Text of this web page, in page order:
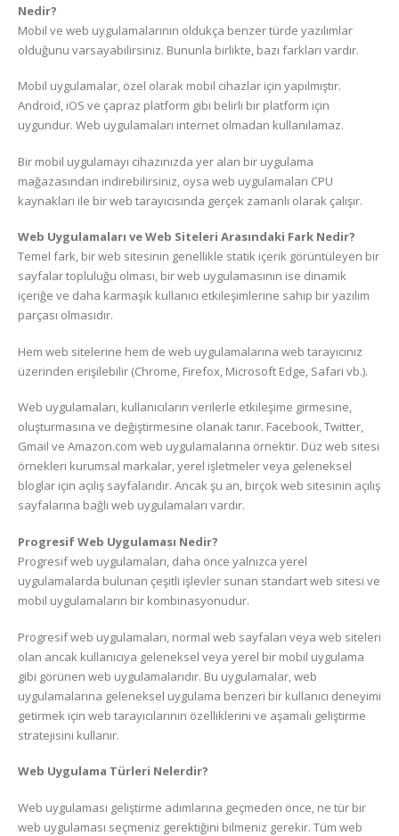
Nedir?
Mobil ve web uygulamalarının oldukça benzer türde yazılımlar
olduğunu varsayabilirsiniz. Bununla birlikte, bazı farkları vardır.
Mobil uygulamalar, özel olarak mobil cihazlar için yapılmıştır.
Android, iOS ve çapraz platform gibi belirli bir platform için
uygundur. Web uygulamaları internet olmadan kullanılamaz.
Bir mobil uygulamayı cihazınızda yer alan bir uygulama
mağazasından indirebilirsiniz, oysa web uygulamaları CPU
kaynakları ile bir web tarayıcısında gerçek zamanlı olarak çalışır.
Web Uygulamaları ve Web Siteleri Arasındaki Fark Nedir?
Temel fark, bir web sitesinin genellikle statik içerik görüntüleyen bir
sayfalar topluluğu olması, bir web uygulamasının ise dinamik
içeriğe ve daha karmaşık kullanıcı etkileşimlerine sahip bir yazılım
parçası olmasıdır.
Hem web sitelerine hem de web uygulamalarına web tarayıcınız
üzerinden erişilebilir (Chrome, Firefox, Microsoft Edge, Safari vb.).
Web uygulamaları, kullanıcıların verilerle etkileşime girmesine,
oluşturmasına ve değiştirmesine olanak tanır. Facebook, Twitter,
Gmail ve Amazon.com web uygulamalarına örnektir. Düz web sitesi
örnekleri kurumsal markalar, yerel işletmeler veya geleneksel
bloglar için açılış sayfalarıdır. Ancak şu an, birçok web sitesinin açılış
sayfalarına bağlı web uygulamaları vardır.
Progresif Web Uygulaması Nedir?
Progresif web uygulamaları, daha önce yalnızca yerel
uygulamalarda bulunan çeşitli işlevler sunan standart web sitesi ve
mobil uygulamaların bir kombinasyonudur.
Progresif web uygulamaları, normal web sayfaları veya web siteleri
olan ancak kullanıcıya geleneksel veya yerel bir mobil uygulama
gibi görünen web uygulamalarıdır. Bu uygulamalar, web
uygulamalarına geleneksel uygulama benzeri bir kullanıcı deneyimi
getirmek için web tarayıcılarının özelliklerini ve aşamalı geliştirme
stratejisini kullanır.
Web Uygulama Türleri Nelerdir?
Web uygulaması geliştirme adımlarına geçmeden önce, ne tür bir
web uygulaması seçmeniz gerektiğini bilmeniz gerekir. Tüm web